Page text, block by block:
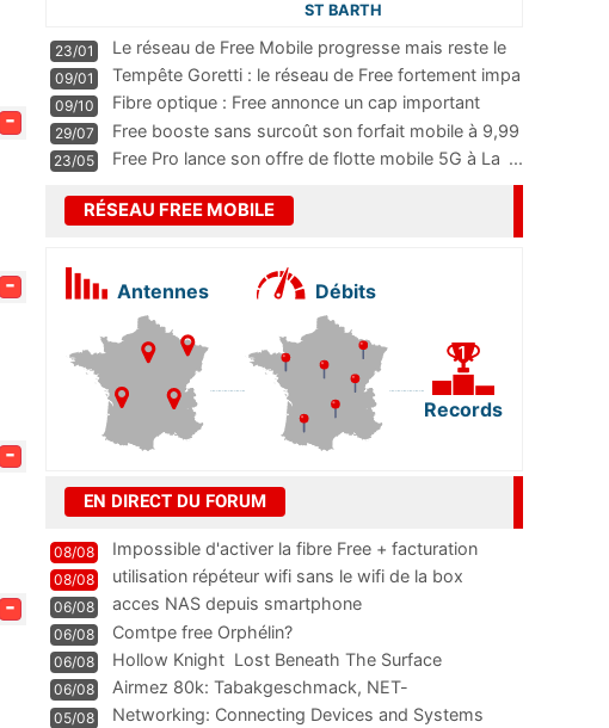
-
-
-
-
ST BARTH
23/01
Le réseau de Free Mobile progresse mais reste le
m
...
09/01
Tempête Goretti : le réseau de Free fortement impa
09/10
Fibre optique : Free annonce un cap important
pass
...
29/07
Free booste sans surcoût son forfait mobile à 9,99
23/05 Free Pro lance son offre de flotte mobile 5G à La ...
RÉSEAU FREE MOBILE
Antennes Débits
Records
EN DIRECT DU FORUM
08/08
Impossible d'activer la fibre Free + facturation
résiliation
08/08 utilisation répéteur wifi sans le wifi de la box
06/08 acces NAS depuis smartphone
06/08 Comtpe free Orphélin?
06/08 Hollow Knight  Lost Beneath The Surface
06/08
Airmez 80k: Tabakgeschmack, NET-
Technologie und Leistung im
05/08 Networking: Connecting Devices and Systems